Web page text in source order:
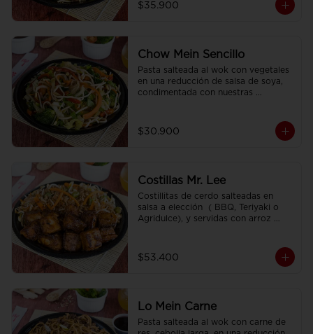
$35.900
Chow Mein Sencillo
Pasta salteada al wok con vegetales
en una reducción de salsa de soya,
condimentada con nuestras
$30.900
Costillas Mr. Lee
Costillitas de cerdo salteadas en
salsa a elección  ( BBQ, Teriyaki o
Agridulce), y servidas con arroz
$53.400
Lo Mein Carne
Pasta salteada al wok con carne de